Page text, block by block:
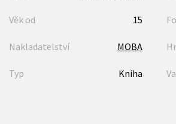
Věk od 15
Nakladatelství MOBA
Typ Kniha